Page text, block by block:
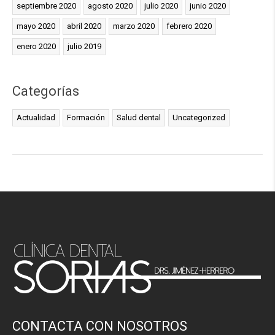
septiembre 2020 agosto 2020 julio 2020 junio 2020
mayo 2020 abril 2020 marzo 2020 febrero 2020
enero 2020 julio 2019
Categorías
Actualidad Formación Salud dental Uncategorized
CONTACTA CON NOSOTROS